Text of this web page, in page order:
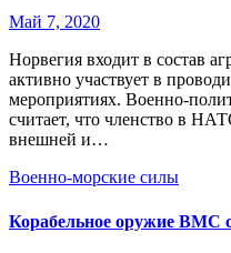
Май 7, 2020
Норвегия входит в состав
активно участвует в
мероприятиях. Военно-
считает, что членство в
внешней и…
Военно-морские силы
Корабельное оружие ВМС